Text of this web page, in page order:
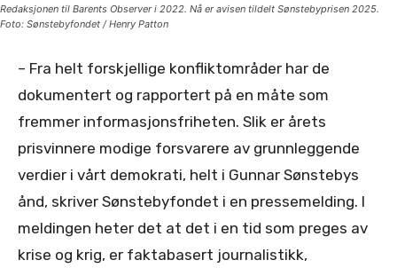
Redaksjonen til Barents Observer i 2022. Nå er avisen tildelt Sønstebyprisen 2025.
Foto: Sønstebyfondet / Henry Patton
– Fra helt forskjellige konfliktområder har de
dokumentert og rapportert på en måte som
fremmer informasjonsfriheten. Slik er årets
prisvinnere modige forsvarere av grunnleggende
verdier i vårt demokrati, helt i Gunnar Sønstebys
ånd, skriver Sønstebyfondet i en pressemelding. I
meldingen heter det at det i en tid som preges av
krise og krig, er faktabasert journalistikk,